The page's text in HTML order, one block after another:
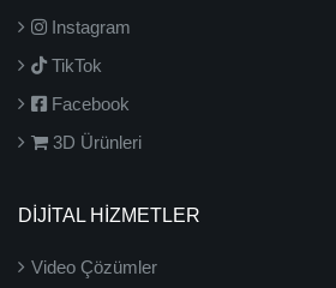
Instagram
TikTok
Facebook
3D Ürünleri
DİJİTAL HİZMETLER
Video Çözümler